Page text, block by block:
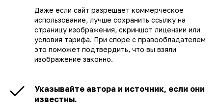
Даже если сайт разрешает коммерческое
использование, лучше сохранить ссылку на
страницу изображения, скриншот лицензии или
условия тарифа. При споре с правообладателем
это поможет подтвердить, что вы взяли
изображение законно.
Указывайте автора и источник, если они
известны.